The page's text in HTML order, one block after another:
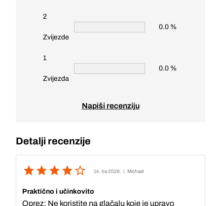
2
Zvijezde
0.0 %
1
Zvijezda
0.0 %
Napiši recenziju
Detalji recenzije
14. tra 2026. | Michael
Praktično i učinkovito
Oprez: Ne koristite na glačalu koje je upravo